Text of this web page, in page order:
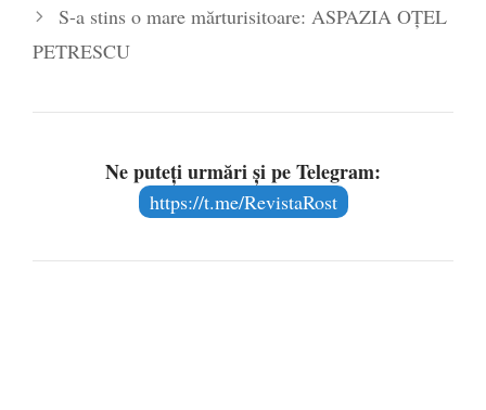
S-a stins o mare mărturisitoare: ASPAZIA OȚEL
PETRESCU
Ne puteți urmări și pe Telegram:
https://t.me/RevistaRost